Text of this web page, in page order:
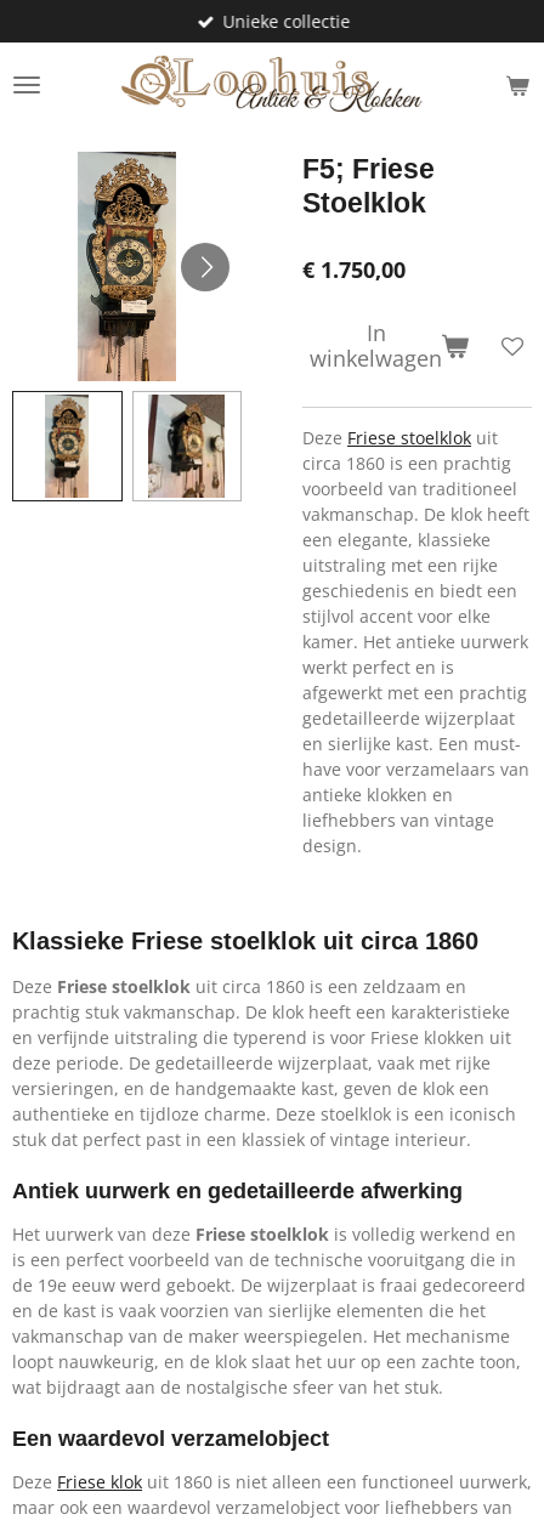
direct
naar
de
Unieke collectie
F5; Friese
Stoelklok
€ 1.750,00
In
winkelwagen
Deze Friese stoelklok uit
circa 1860 is een prachtig
voorbeeld van traditioneel
vakmanschap. De klok heeft
een elegante, klassieke
uitstraling met een rijke
geschiedenis en biedt een
stijlvol accent voor elke
kamer. Het antieke uurwerk
werkt perfect en is
afgewerkt met een prachtig
gedetailleerde wijzerplaat
en sierlijke kast. Een must-
have voor verzamelaars van
antieke klokken en
liefhebbers van vintage
design.
Klassieke Friese stoelklok uit circa 1860
Deze Friese stoelklok uit circa 1860 is een zeldzaam en
prachtig stuk vakmanschap. De klok heeft een karakteristieke
en verfijnde uitstraling die typerend is voor Friese klokken uit
deze periode. De gedetailleerde wijzerplaat, vaak met rijke
versieringen, en de handgemaakte kast, geven de klok een
authentieke en tijdloze charme. Deze stoelklok is een iconisch
stuk dat perfect past in een klassiek of vintage interieur.
Antiek uurwerk en gedetailleerde afwerking
Het uurwerk van deze Friese stoelklok is volledig werkend en
is een perfect voorbeeld van de technische vooruitgang die in
de 19e eeuw werd geboekt. De wijzerplaat is fraai gedecoreerd
en de kast is vaak voorzien van sierlijke elementen die het
vakmanschap van de maker weerspiegelen. Het mechanisme
loopt nauwkeurig, en de klok slaat het uur op een zachte toon,
wat bijdraagt aan de nostalgische sfeer van het stuk.
Een waardevol verzamelobject
Deze Friese klok uit 1860 is niet alleen een functioneel uurwerk,
maar ook een waardevol verzamelobject voor liefhebbers van